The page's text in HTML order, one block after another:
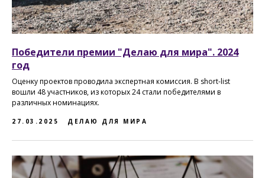
Победители премии "Делаю для мира". 2024
год
Оценку проектов проводила экспертная комиссия. В short-list
вошли 48 участников, из которых 24 стали победителями в
различных номинациях.
27.03.2025 ДЕЛАЮ ДЛЯ МИРА